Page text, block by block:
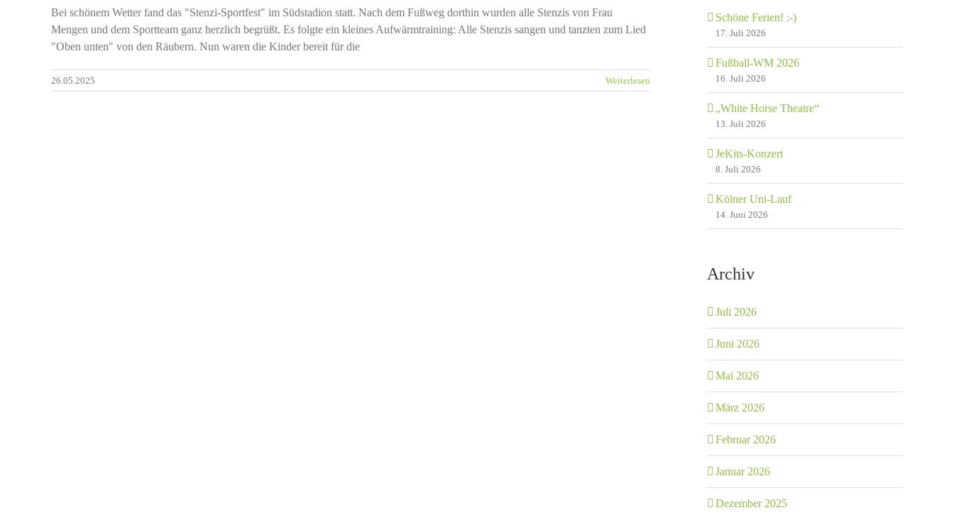
Bei schönem Wetter fand das "Stenzi-Sportfest" im Südstadion statt. Nach dem Fußweg dorthin wurden alle Stenzis von Frau
Mengen und dem Sportteam ganz herzlich begrüßt. Es folgte ein kleines Aufwärmtraining: Alle Stenzis sangen und tanzten zum Lied
"Oben unten" von den Räubern. Nun waren die Kinder bereit für die
26.05.2025 Weiterlesen
Schöne Ferien! :-)
17. Juli 2026
Fußball-WM 2026
16. Juli 2026
„White Horse Theatre“
13. Juli 2026
JeKits-Konzert
8. Juli 2026
Kölner Uni-Lauf
14. Juni 2026
Archiv
Juli 2026
Juni 2026
Mai 2026
März 2026
Februar 2026
Januar 2026
Dezember 2025